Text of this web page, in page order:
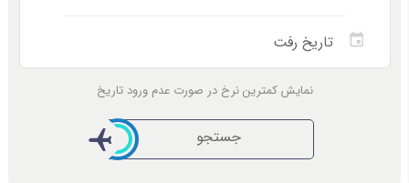
نمایش کمترین نرخ در صورت عدم ورود تاریخ
جستجو